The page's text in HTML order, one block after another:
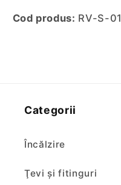
Cod produs: RV-S-01
Categorii
Încălzire
Ţevi şi fitinguri